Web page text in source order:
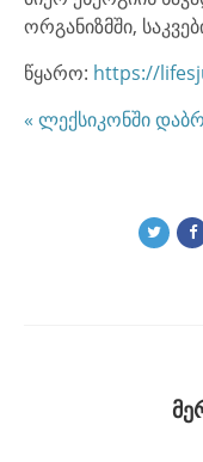
ორგანიზმში,
წყარო: https://
« ლექსიკონში